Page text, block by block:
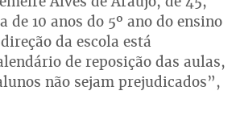
de 10 anos do 5º ano do ensino
da escola está
de reposição das aulas,
não sejam prejudicados”,